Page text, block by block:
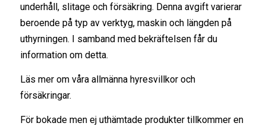
underhåll, slitage och försäkring. Denna avgift varierar
beroende på typ av verktyg, maskin och längden på
uthyrningen. I samband med bekräftelsen får du
information om detta.
Läs mer om våra allmänna hyresvillkoroch
försäkringar.
För bokade men ej uthämtade produkter tillkommer en